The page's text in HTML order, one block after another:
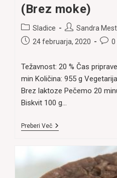
(Brez moke)
Post
category:
Sladice
Post
author:
Sandra
Post24 februarja, 2020
Post0
Težavnost: 20 % Čas
min Količina: 955 g
Brez laktoze Pečemo 20
Biskvit 100 g…
Preberi VečLimonina
Moke)